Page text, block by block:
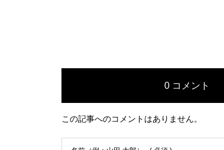
0 コメント
この記事へのコメントはありません。